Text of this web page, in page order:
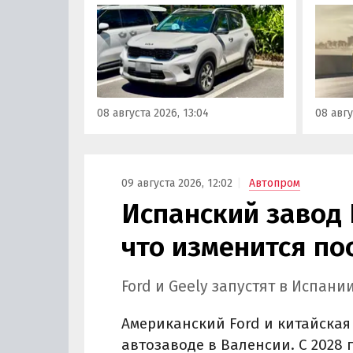
поставке нового Kia Sonet. Это
кроссовер компактнее Seltos, а
возят его к нам в основном из
Китая, предлагая автомобили
уже с доставкой, растаможкой и
всеми документами для
постановки на учет в ГАИ.
08 августа 2026, 13:04
Азии.
08
09 августа 2026, 12:02 Автопром
Испанский завод
что изменится
Ford и Geely запустят в
Американский Ford и
автозаводе в Валенсии. С